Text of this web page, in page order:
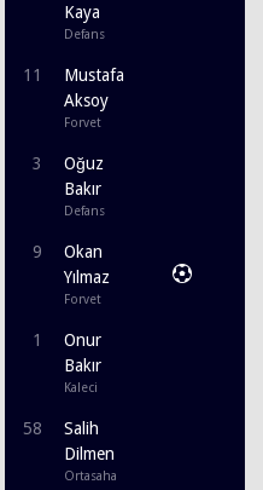
Kaya
Defans
11
Mustafa
Aksoy
Forvet
3
Oğuz
Bakır
Defans
9
Okan
Yılmaz
Forvet
1
Onur
Bakır
Kaleci
58
Salih
Dilmen
Ortasaha